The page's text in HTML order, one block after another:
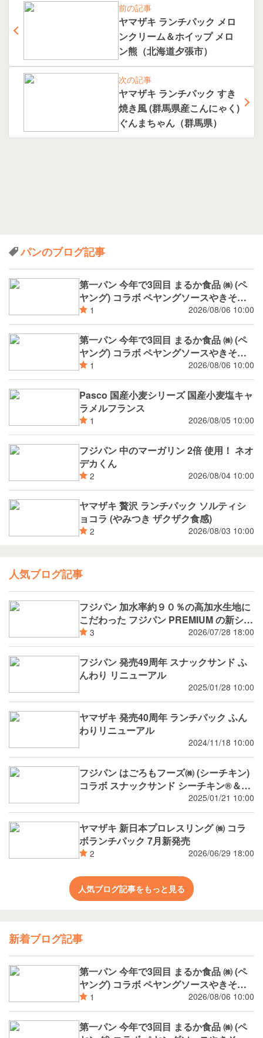
前の記事
ヤマザキ ランチパック メロ
ンクリーム＆ホイップ メロ
ン熊（北海道夕張市）
次の記事
ヤマザキ ランチパック すき
焼き風 (群馬県産こんにゃく)
ぐんまちゃん（群馬県）
パンのブログ記事
第一パン 今年で3回目 まるか食品 ㈱ (ペ
ヤング) コラボ ペヤングソースやきそば
揚げパン
1 2026/08/06 10:00
第一パン 今年で3回目 まるか食品 ㈱ (ペ
ヤング) コラボ ペヤングソースやきそば
パン1 2026/08/06 10:00
Pasco 国産小麦シリーズ 国産小麦塩キャ
ラメルフランス
1 2026/08/05 10:00
フジパン 中のマーガリン 2倍 使用！ ネオ
デカくん
2 2026/08/04 10:00
ヤマザキ 贅沢 ランチパック ソルティシ
ョコラ (やみつき ザクザク食感)
2 2026/08/03 10:00
人気ブログ記事
フジパン 加水率約９０％の高加水生地に
こだわった フジパン PREMIUM の新シリ
ーズ 潤rich（うるおいりっち）うるおい
サンド ブルーベリー 8月新発売
3 2026/07/28 18:00
フジパン 発売49周年 スナックサンド ふ
んわり リニューアル
2025/01/28 10:00
ヤマザキ 発売40周年 ランチパック ふん
わりリニューアル
2024/11/18 10:00
フジパン はごろもフーズ㈱ (シーチキン)
コラボ スナックサンド シーチキン®️＆タ
2025/01/21 10:00
ヤマザキ 新日本プロレスリング ㈱ コラ
ボランチパック 7月新発売
2 2026/06/29 18:00
人気ブログ記事をもっと見る
新着ブログ記事
第一パン 今年で3回目 まるか食品 ㈱ (ペ
ヤング) コラボ ペヤングソースやきそば
揚げパン
1 2026/08/06 10:00
第一パン 今年で3回目 まるか食品 ㈱ (ペ